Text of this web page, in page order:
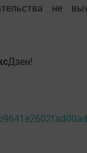
не
Дзен!